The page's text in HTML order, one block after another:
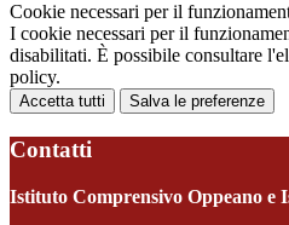
Cookie necessari per il
I cookie necessari per il
disabilitati. È possibile consultare
policy.
Accetta tutti Salva le preferenze
Contatti
Istituto Comprensivo Oppeano e